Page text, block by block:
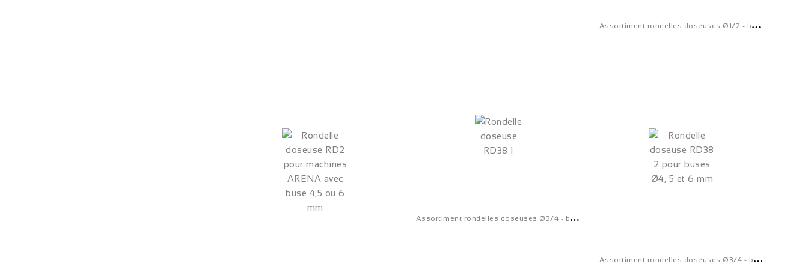
A
ssortiment rondelles doseuses Ø1/2 - buses Ø2 et Ø3 mm...
A
ssortiment rondelles doseuses Ø3/4 - buses Ø2 et 3 mm...
A
ssortiment rondelles doseuses Ø3/4 - buses Ø4, 5 et 6 mm...